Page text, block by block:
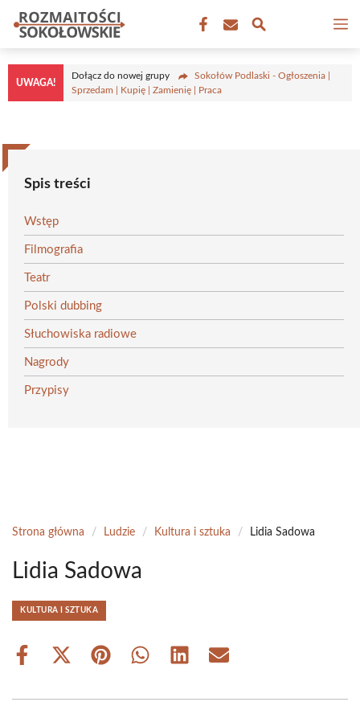
Przejdź
treści
UWAGA!
Dołącz do nowej grupy
Sokołów Podlaski - Ogłoszenia |
Sprzedam | Kupię | Zamienię | Praca
Spis treści
Wstęp
Filmografia
Teatr
Polski dubbing
Słuchowiska radiowe
Nagrody
Przypisy
Strona główna / Ludzie / Kultura i sztuka / Lidia Sadowa
Lidia Sadowa
KULTURA I SZTUKA
Share
Share
(Twitter)
Share Share Share Share